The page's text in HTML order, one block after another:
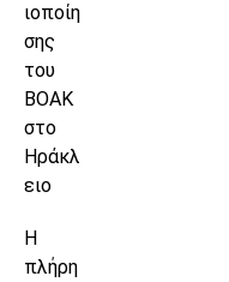
ιοποίη
σης
του
ΒΟΑΚ
στο
Ηράκλ
ειο
Η
πλήρη